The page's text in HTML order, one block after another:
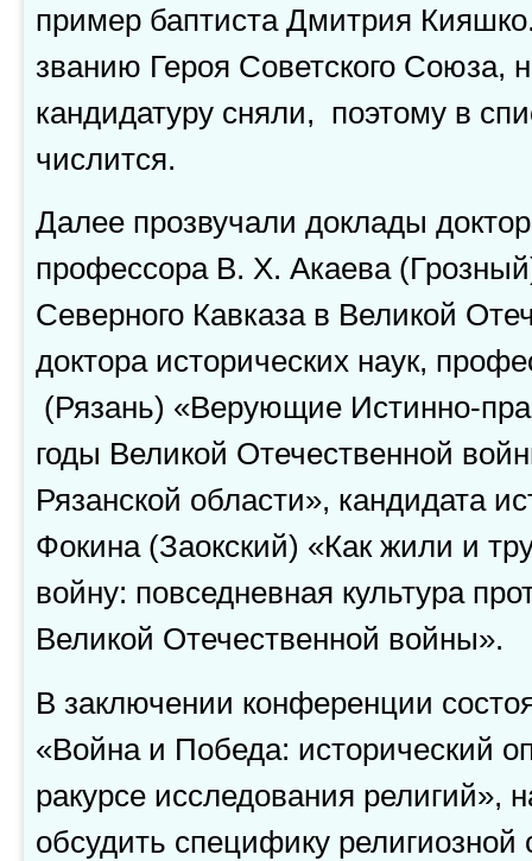
пример баптиста Дмитрия
званию Героя Советского Союза,
кандидатуру сняли, поэтому в
числится.
Далее прозвучали доклады
профессора В. Х. Акаева
Северного Кавказа в Великой
доктора исторических наук,
(Рязань) «Верующие Истинно-
годы Великой Отечественной
Рязанской области», кандидата
Фокина (Заокский) «Как жили и
войну: повседневная культура
Великой Отечественной войны».
В заключении конференции
«Война и Победа: исторический
ракурсе исследования религий»,
обсудить специфику религиозной